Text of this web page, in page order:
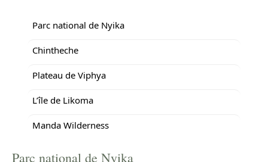
Parc national de Nyika
Chintheche
Plateau de Viphya
L’île de Likoma
Manda Wilderness
Parc national de Nyika